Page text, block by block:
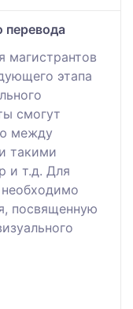
перевода
магистрантов
этапа
смогут
между
такими
и т.д. Для
посвященную